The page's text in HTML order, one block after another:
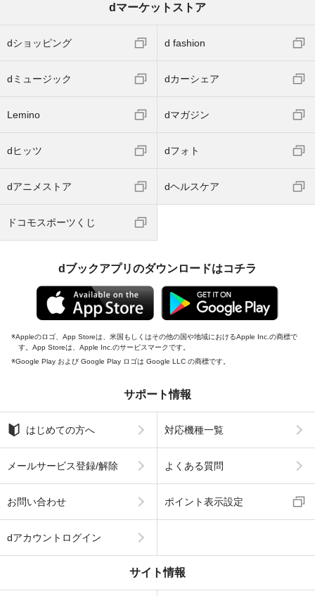
dマーケットストア
dショッピング d fashion
dミュージック dカーシェア
Lemino dマガジン
dヒッツ dフォト
dアニメストア dヘルスケア
ドコモスポーツくじ
dブックアプリのダウンロードはコチラ
Appleのロゴ、App Storeは、米国もしくはその他の国や地域におけるApple Inc.の商標で
す。App Storeは、Apple Inc.のサービスマークです。
Google Play および Google Play ロゴは Google LLC の商標です。
サポート情報
はじめての方へ 対応機種一覧
メールサービス登録/解除 よくある質問
お問い合わせ ポイント表示設定
dアカウントログイン
サイト情報